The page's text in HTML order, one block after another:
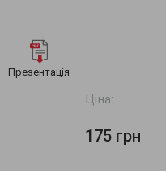
Презентація
Ціна:
175 грн